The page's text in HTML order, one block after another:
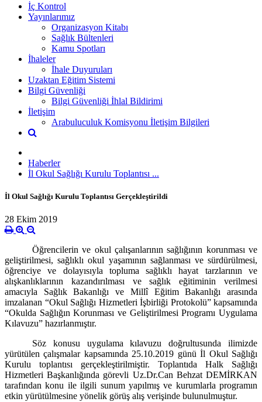
İç Kontrol
Yayınlarımız
Organizasyon Kitabı
Sağlık Bültenleri
Kamu Spotları
İhaleler
İhale Duyuruları
Uzaktan Eğitim Sistemi
Bilgi Güvenliği
Bilgi Güvenliği İhlal Bildirimi
İletişim
Arabuluculuk Komisyonu İletişim Bilgileri
Haberler
İl Okul Sağlığı Kurulu Toplantısı ...
İl Okul Sağlığı Kurulu Toplantısı Gerçekleştirildi
28 Ekim 2019
Öğrencilerin ve okul çalışanlarının sağlığının korunması ve
geliştirilmesi, sağlıklı okul yaşamının sağlanması ve sürdürülmesi,
öğrenciye ve dolayısıyla topluma sağlıklı hayat tarzlarının ve
alışkanlıklarının kazandırılması ve sağlık eğitiminin verilmesi
amacıyla Sağlık Bakanlığı ve Millî Eğitim Bakanlığı arasında
imzalanan “Okul Sağlığı Hizmetleri İşbirliği Protokolü” kapsamında
“Okulda Sağlığın Korunması ve Geliştirilmesi Programı Uygulama
Kılavuzu” hazırlanmıştır.
Söz konusu uygulama kılavuzu doğrultusunda ilimizde
yürütülen çalışmalar kapsamında 25.10.2019 günü İl Okul Sağlığı
Kurulu toplantısı gerçekleştirilmiştir. Toplantıda Halk Sağlığı
Hizmetleri Başkanlığında görevli Uz.Dr.Can Behzat DEMİRKAN
tarafından konu ile ilgili sunum yapılmış ve kurumlarla programın
etkin yürütülmesine yönelik görüş alış verişinde bulunulmuştur.